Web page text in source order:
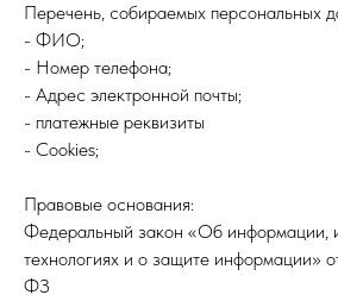
Перечень, собираемых персональных
- ФИО;
- Номер телефона;
- Адрес электронной почты;
- платежные реквизиты
- Cookies;
Правовые основания:
Федеральный закон «Об информации,
технологиях и о защите информации»
ФЗ